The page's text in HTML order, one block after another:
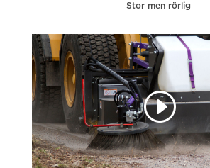
Stor men rörlig